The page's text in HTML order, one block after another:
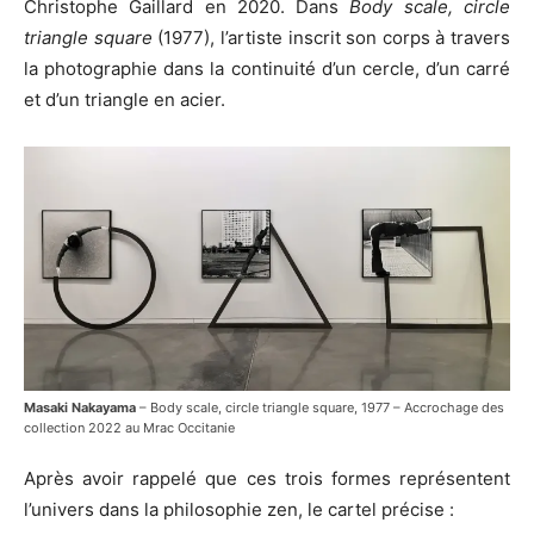
Christophe Gaillard en 2020. DansBody scale, circle
triangle square (1977), l’artiste inscrit son corps à travers
la photographie dans la continuité d’un cercle, d’un carré
et d’un triangle en acier.
Masaki Nakayama – Body scale, circle triangle square, 1977 – Accrochage des
collection 2022 au Mrac Occitanie
Après avoir rappelé que ces trois formes représentent
l’univers dans la philosophie zen, le cartel précise :